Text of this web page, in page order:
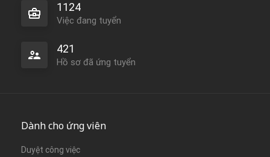
1124
Việc đang tuyển
421
Hồ sơ đã ứng tuyển
Dành cho ứng viên
Duyệt công việc